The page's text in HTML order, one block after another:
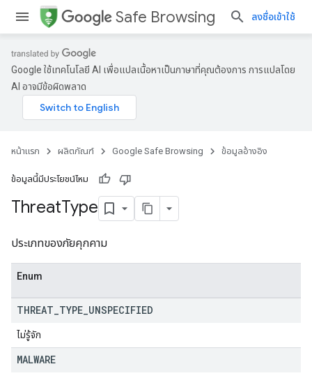
Safe Browsing ลงชื่อเข้าใช้
Google ใช้เทคโนโลยี AI เพื่อแปลเนื้อหาเป็นภาษาที่คุณต้องการ การแปลโดย
AI อาจมีข้อผิดพลาด
หน้าแรก ผลิตภัณฑ์ Google Safe Browsing ข้อมูลอ้างอิง
ข้อมูลนี้มีประโยชน์ไหม
ThreatType
ประเภทของภัยคุกคาม
Enum
THREAT TYPE UNSPECIFIED
ไม่รู้จัก
MALWARE